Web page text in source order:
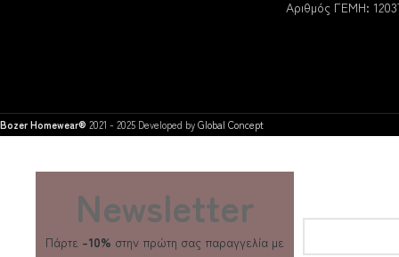
Αριθμός ΓΕΜΗ:
Bozer Homewear® 2021 - 2025 Developed byGlobal Concept
Newsletter
Πάρτε -10% στην πρώτη σας παραγγελία με